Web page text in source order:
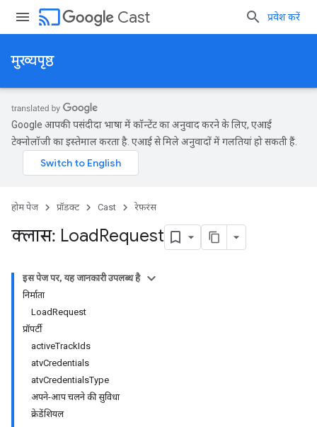
cast Cast प्रवेश करें
मुख्यपृष्ठ
Google आपकी पसंदीदा भाषा में कॉन्टेंट का अनुवाद करने के लिए, एआई
टेक्नोलॉजी का इस्तेमाल करता है. एआई से मिले अनुवादों में गलतियां हो सकती हैं.
होम पेज प्रॉडक्ट Cast रेफ़रंस
क्लास: LoadRequest
इस पेज पर, यह जानकारी उपलब्ध है
निर्माता
LoadRequest
प्रॉपर्टी
activeTrackIds
atvCredentials
atvCredentialsType
अपने-आप चलने की सुविधा
क्रेडेंशियल